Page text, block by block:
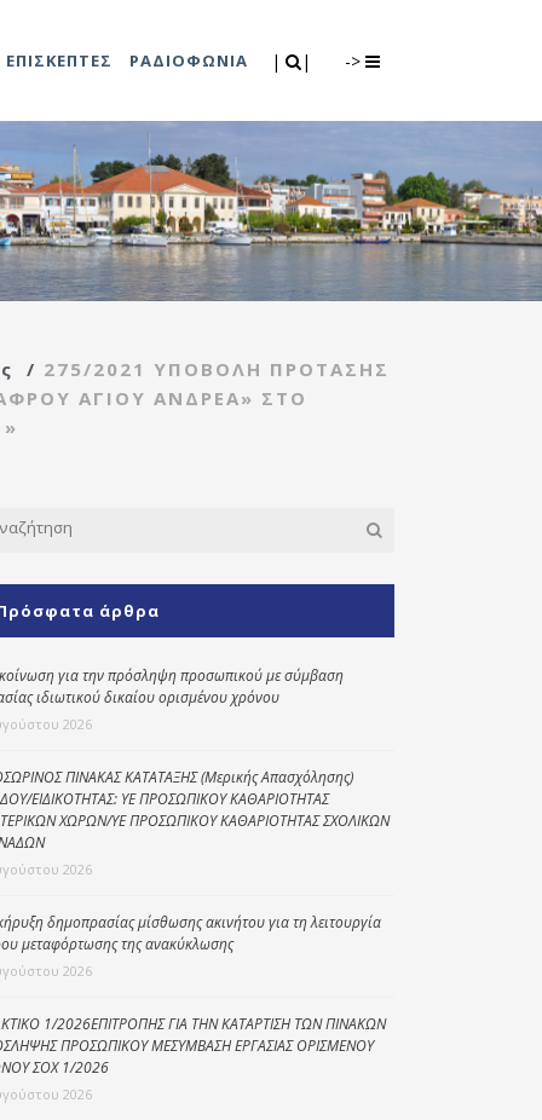
| | ->
Τμήμα Πρόνοιας
Κέντρο
γυναικών
Κέντρο κοινότητας
Kοινωνικό
φαρμακείο
Πρόγραμμα
“Βοήθεια στο σπίτι”
Κέντρο Ημερήσιας
Φροντίδας
Ηλικιωμένων
(Κ.Η.Φ.Η.) Πρέβεζας
εκδηλώσεις
ΕΠΙΣΚΕΠΤΕΣ ΡΑΔΙΟΦΩΝΙΑ
/ 275/2021 ΥΠΟΒΟΛΗ ΠΡΟΤΑΣΗΣ
ΑΓΙΟΥ ΑΝΔΡΕΑ» ΣΤΟ
άρθρα
για την πρόσληψη προσωπικού με σύμβαση
ιδιωτικού δικαίου ορισμένου χρόνου
2026
ΠΙΝΑΚΑΣ ΚΑΤΑΤΑΞΗΣ (Μερικής Απασχόλησης)
ΕΙΔΙΚΟΤΗΤΑΣ: ΥΕ ΠΡΟΣΩΠΙΚΟΥ ΚΑΘΑΡΙΟΤΗΤΑΣ
ΧΩΡΩΝ/ΥΕ ΠΡΟΣΩΠΙΚΟΥ ΚΑΘΑΡΙΟΤΗΤΑΣ ΣΧΟΛΙΚΩΝ
2026
δημοπρασίας μίσθωσης ακινήτου για τη λειτουργία
μεταφόρτωσης της ανακύκλωσης
2026
1/2026ΕΠΙΤΡΟΠΗΣ ΓΙΑ ΤΗΝ ΚΑΤΑΡΤΙΣΗ ΤΩΝ ΠΙΝΑΚΩΝ
ΠΡΟΣΩΠΙΚΟΥ ΜΕΣΥΜΒΑΣΗ ΕΡΓΑΣΙΑΣ ΟΡΙΣΜΕΝΟΥ
ΣΟΧ 1/2026
2026